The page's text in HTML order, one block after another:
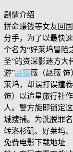
剧情介绍
拼命赚钱等女友回
分手，为了以最快
个名为“好莱坞冒险
圣”的资深影迷方大
游”赵薇薇（赵薇
莱坞，却误打误撞
饰）以追星旅行社
人。警方旋即锁定
城搜捕。为洗脱罪
转洛杉矶、好莱坞
免费电影下载地址